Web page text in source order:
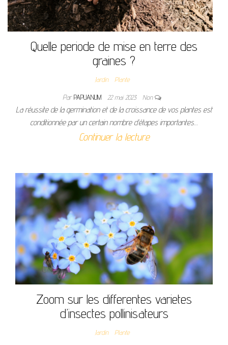
Quelle periode de mise en terre des
graines ?
Jardin Plante
ParPAPUANUM 22 mai 2023 Non
La réussite de la germination et de la croissance de vos plantes est
conditionnée par un certain nombre d’étapes importantes…
Continuer la lecture
Zoom sur les differentes varietes
d’insectes pollinisateurs
Jardin Plante